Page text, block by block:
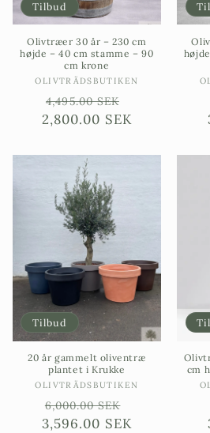
Tilbud
Olivtræer 30 år – 230 cm
højde – 40 cm stamme – 90
cm krone
Sælgere:
OLIVTRÄDSBUTIKEN
Ordinarie
pris
4,495.00 SEK
2,800.00 SEK
Tilbud
20 år gammelt oliventræ
plantet i Krukke
Sælgere:
OLIVTRÄDSBUTIKEN
Ordinarie
pris
6,000.00 SEK
3,596.00 SEK
cm